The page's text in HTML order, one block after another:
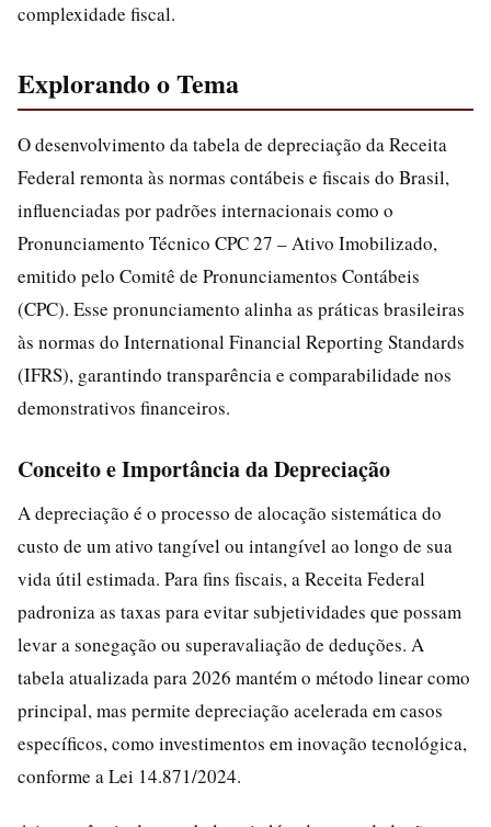
complexidade fiscal.
Explorando o Tema
O desenvolvimento da tabela de depreciação da Receita
Federal remonta às normas contábeis e fiscais do Brasil,
influenciadas por padrões internacionais como o
Pronunciamento Técnico CPC 27 – Ativo Imobilizado,
emitido pelo Comitê de Pronunciamentos Contábeis
(CPC). Esse pronunciamento alinha as práticas brasileiras
às normas do International Financial Reporting Standards
(IFRS), garantindo transparência e comparabilidade nos
demonstrativos financeiros.
Conceito e Importância da Depreciação
A depreciação é o processo de alocação sistemática do
custo de um ativo tangível ou intangível ao longo de sua
vida útil estimada. Para fins fiscais, a Receita Federal
padroniza as taxas para evitar subjetividades que possam
levar a sonegação ou superavaliação de deduções. A
tabela atualizada para 2026 mantém o método linear como
principal, mas permite depreciação acelerada em casos
específicos, como investimentos em inovação tecnológica,
conforme a Lei 14.871/2024.